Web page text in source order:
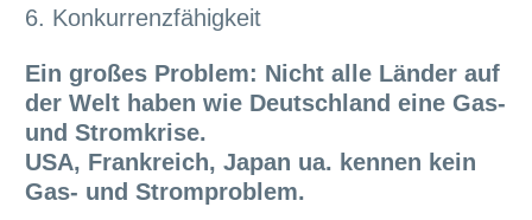
6. Konkurrenzfähigkeit
Ein großes Problem: Nicht alle Länder auf
der Welt haben wie Deutschland eine Gas-
und Stromkrise.
USA, Frankreich, Japan ua. kennen kein
Gas- und Stromproblem.